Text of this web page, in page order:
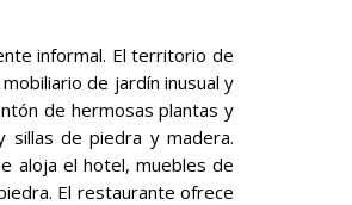
informal. El territorio de
de jardín inusual y
de hermosas plantas y
sillas de piedra y madera.
aloja el hotel, muebles de
El restaurante ofrece